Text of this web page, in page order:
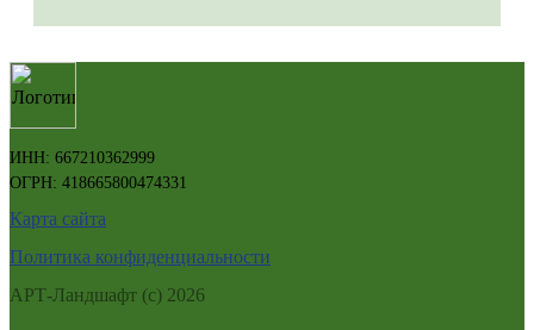
ИНН: 667210362999
ОГРН: 418665800474331
Карта сайта
Политика конфиденциальности
АРТ-Ландшафт (с) 2026